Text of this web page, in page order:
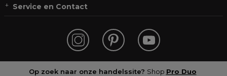
Service en Contact
Op zoek naar onze handelssite? Shop Pro Duo